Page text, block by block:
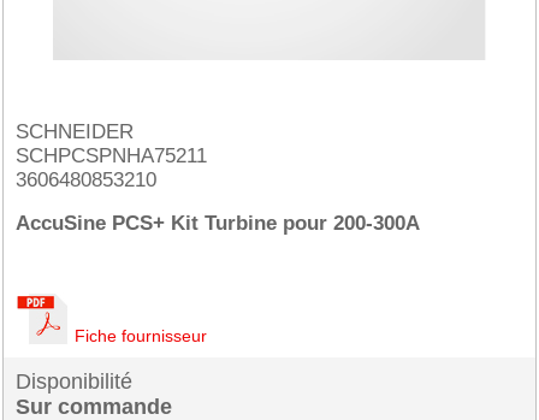
SCHNEIDER
SCHPCSPNHA75211
3606480853210
AccuSine PCS+ Kit Turbine pour 200-300A
Fiche fournisseur
Disponibilité
Sur commande